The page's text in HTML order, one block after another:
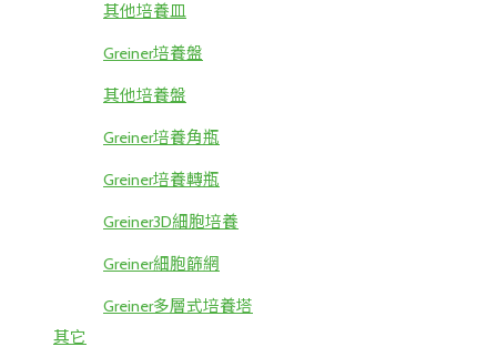
其他培養皿
Greiner培養盤
其他培養盤
Greiner培養角瓶
Greiner培養轉瓶
Greiner3D細胞培養
Greiner細胞篩網
Greiner多層式培養塔
其它